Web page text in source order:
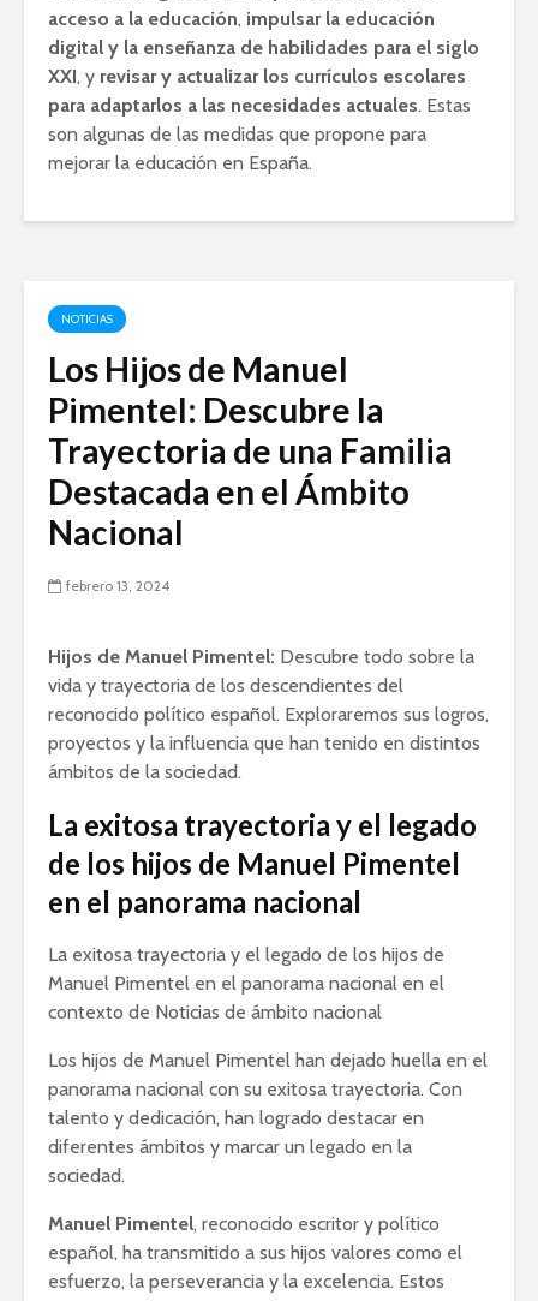
acceso a la educación, impulsar la educación
digital y la enseñanza de habilidades para el siglo
XXI, y revisar y actualizar los currículos escolares
para adaptarlos a las necesidades actuales. Estas
son algunas de las medidas que propone para
mejorar la educación en España.
NOTICIAS
Los Hijos de Manuel
Pimentel: Descubre la
Trayectoria de una Familia
Destacada en el Ámbito
Nacional
febrero 13, 2024
Hijos de Manuel Pimentel: Descubre todo sobre la
vida y trayectoria de los descendientes del
reconocido político español. Exploraremos sus logros,
proyectos y la influencia que han tenido en distintos
ámbitos de la sociedad.
La exitosa trayectoria y el legado
de los hijos de Manuel Pimentel
en el panorama nacional
La exitosa trayectoria y el legado de los hijos de
Manuel Pimentel en el panorama nacional en el
contexto de Noticias de ámbito nacional
Los hijos de Manuel Pimentel han dejado huella en el
panorama nacional con su exitosa trayectoria. Con
talento y dedicación, han logrado destacar en
diferentes ámbitos y marcar un legado en la
sociedad.
Manuel Pimentel, reconocido escritor y político
español, ha transmitido a sus hijos valores como el
esfuerzo, la perseverancia y la excelencia. Estos